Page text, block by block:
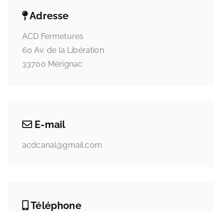
Adresse
ACD Fermetures
60 Av. de la Libération
33700 Mérignac
E-mail
acdcanal@gmail.com
Téléphone